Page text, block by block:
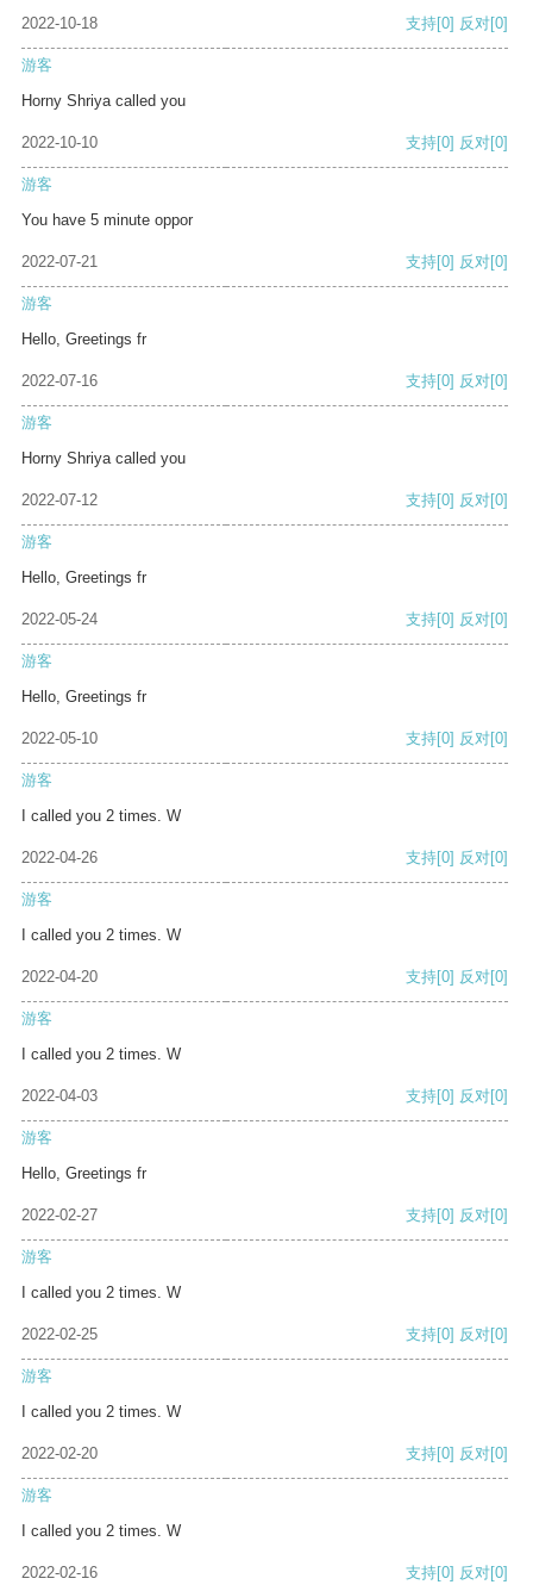
2022-10-18 支持[0] 反对[0]
游客
Horny Shriya called you
2022-10-10 支持[0] 反对[0]
游客
You have 5 minute oppor
2022-07-21 支持[0] 反对[0]
游客
Hello, Greetings fr
2022-07-16 支持[0] 反对[0]
游客
Horny Shriya called you
2022-07-12 支持[0] 反对[0]
游客
Hello, Greetings fr
2022-05-24 支持[0] 反对[0]
游客
Hello, Greetings fr
2022-05-10 支持[0] 反对[0]
游客
I called you 2 times. W
2022-04-26 支持[0] 反对[0]
游客
I called you 2 times. W
2022-04-20 支持[0] 反对[0]
游客
I called you 2 times. W
2022-04-03 支持[0] 反对[0]
游客
Hello, Greetings fr
2022-02-27 支持[0] 反对[0]
游客
I called you 2 times. W
2022-02-25 支持[0] 反对[0]
游客
I called you 2 times. W
2022-02-20 支持[0] 反对[0]
游客
I called you 2 times. W
2022-02-16 支持[0] 反对[0]